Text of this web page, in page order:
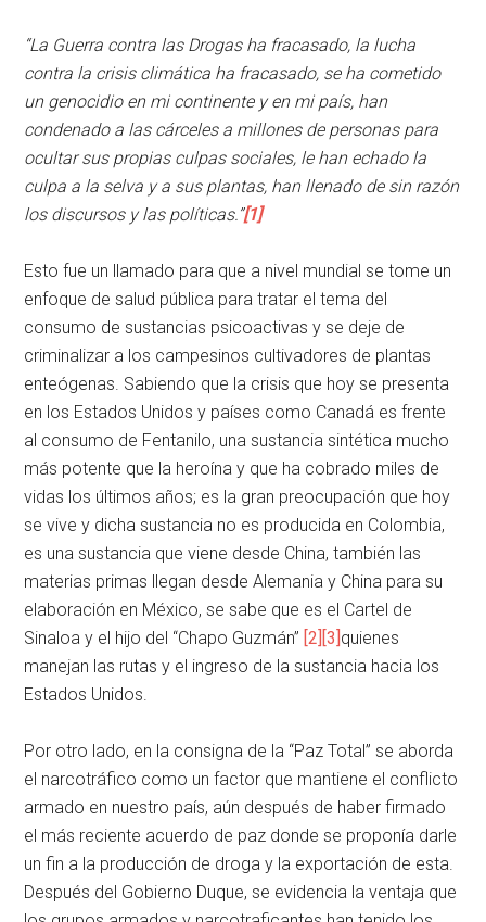
“La Guerra contra las Drogas ha fracasado, la lucha
contra la crisis climática ha fracasado, se ha cometido
un genocidio en mi continente y en mi país, han
condenado a las cárceles a millones de personas para
ocultar sus propias culpas sociales, le han echado la
culpa a la selva y a sus plantas, han llenado de sin razón
los discursos y las políticas.”[1]
Esto fue un llamado para que a nivel mundial se tome un
enfoque de salud pública para tratar el tema del
consumo de sustancias psicoactivas y se deje de
criminalizar a los campesinos cultivadores de plantas
enteógenas. Sabiendo que la crisis que hoy se presenta
en los Estados Unidos y países como Canadá es frente
al consumo de Fentanilo, una sustancia sintética mucho
más potente que la heroína y que ha cobrado miles de
vidas los últimos años; es la gran preocupación que hoy
se vive y dicha sustancia no es producida en Colombia,
es una sustancia que viene desde China, también las
materias primas llegan desde Alemania y China para su
elaboración en México, se sabe que es el Cartel de
Sinaloa y el hijo del “Chapo Guzmán” [2] [3]quienes
manejan las rutas y el ingreso de la sustancia hacia los
Estados Unidos.
Por otro lado, en la consigna de la “Paz Total” se aborda
el narcotráfico como un factor que mantiene el conflicto
armado en nuestro país, aún después de haber firmado
el más reciente acuerdo de paz donde se proponía darle
un fin a la producción de droga y la exportación de esta.
Después del Gobierno Duque, se evidencia la ventaja que